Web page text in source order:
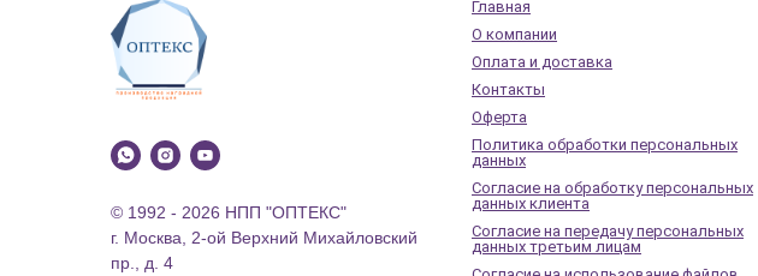
© 1992 - 2026 НПП "ОПТЕКС"
г. Москва, 2-ой Верхний Михайловский
пр., д. 4
Главная
О компании
Оплата и доставка
Контакты
Оферта
Политика обработки персональных
данных
Согласие на обработку персональных
данных клиента
Согласие на передачу персональных
данных третьим лицам